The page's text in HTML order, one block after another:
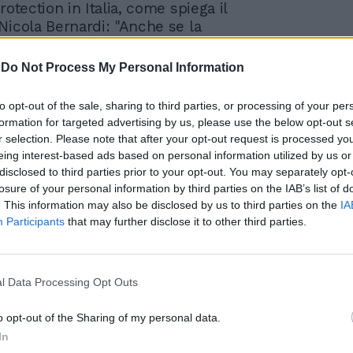
Do Not Process My Personal Information
opt-out of the sale, sharing to third parties, or processing of your
for targeted advertising by us, please use the below opt-out
selection. Please note that after your opt-out request is processed
interest-based ads based on personal information utilized by us
to third parties prior to your opt-out. You may separately
of your personal information by third parties on the IAB’s list of
This information may also be disclosed by us to third parties on the
Participants that may further disclose it to other third parties.
Data Processing Opt Outs
opt-out of the Sharing of my personal data.
in Italia, come spiega il
Bernardi: "Anche se la
di Privacy Officer di Tüv rimane il
all'occhiello per i professionisti che
quadro siglato tra le due
darà vantaggi reciproci, in quanto i nostri
aspirano ad estendere i propri orizzonti
hanno adesso l'opportunità di ottenere
certificazioni che sono
anche all'estero, mentre IAPP può
su un partner all'altezza delle
e con un'indiscutibile rilevanza sul
docenti, sul supporto dei
società leader in Italia nella fornitura di
formazione tecnologica e di DPO